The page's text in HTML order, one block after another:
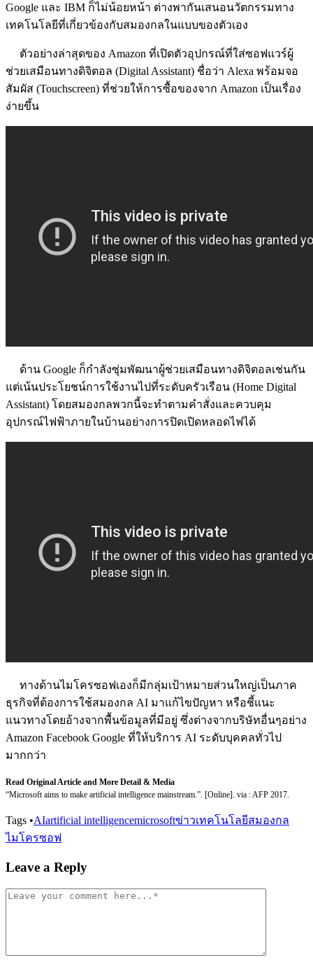
Google และ IBM ก็ไม่น้อยหน้า ต่างพากันเสนอนวัตกรรมทาง
เทคโนโลยีที่เกี่ยวข้องกับสมองกลในแบบของตัวเอง
ตัวอย่างล่าสุดของ Amazon ที่เปิดตัวอุปกรณ์ที่ใส่ซอฟแวร์ผู้
ช่วยเสมือนทางดิจิตอล (Digital Assistant) ชื่อว่า Alexa พร้อมจอ
สัมผัส (Touchscreen) ที่ช่วยให้การซื้อของจาก Amazon เป็นเรื่อง
ง่ายขึ้น
ด้าน Google ก็กำลังซุ่มพัฒนาผู้ช่วยเสมือนทางดิจิตอลเช่นกัน
แต่เน้นประโยชน์การใช้งานไปที่ระดับครัวเรือน (Home Digital
Assistant) โดยสมองกลพวกนี้จะทำตามคำสั่งและควบคุม
อุปกรณ์ไฟฟ้าภายในบ้านอย่างการปิดเปิดหลอดไฟได้
ทางด้านไมโครซอฟเองก็มีกลุ่มเป้าหมายส่วนใหญ่เป็นภาค
ธุรกิจที่ต้องการใช้สมองกล AI มาแก้ไขปัญหา หรือชี้แนะ
แนวทางโดยอ้างจากพื้นข้อมูลที่มีอยู่ ซึ่งต่างจากบริษัทอื่นๆอย่าง
Amazon Facebook Google ที่ให้บริการ AI ระดับบุคคลทั่วไป
มากกว่า
Read Original Article and More Detail & Media
“Microsoft aims to make artificial intelligence mainstream.”. [Online]. via : AFP 2017.
Tags •AIartificial intelligencemicrosoftข่าวเทคโนโลยีสมองกล
ไมโครซอฟ
Leave a Reply